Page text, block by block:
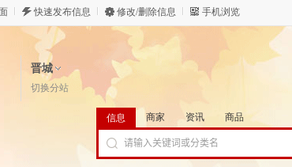
快速发布信息 修改/删除信息 手机浏览
晋城
切换分站
信息 商家 资讯 商品